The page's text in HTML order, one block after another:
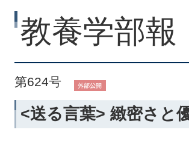
月 5日）
教養学部報
第624号
<送る言葉> 緻密さと